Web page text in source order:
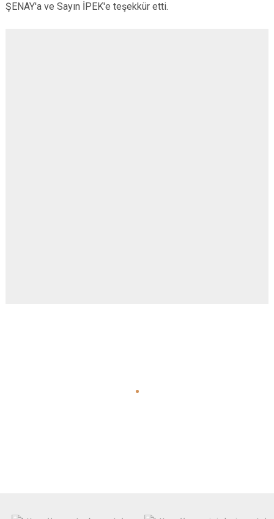
ŞENAY'a ve Sayın İPEK'e teşekkür etti.